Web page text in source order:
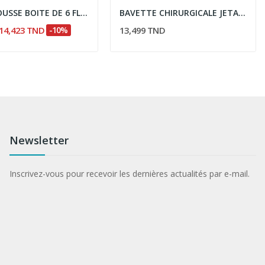
QUIES MOUSSE BOITE DE 6 FLUO
TND -10%
BAVETTE CHIRURGICALE JETABLE 50 PIECES
13,499 TND
Newsletter
Inscrivez-vous pour recevoir les dernières actualités par e-mail.